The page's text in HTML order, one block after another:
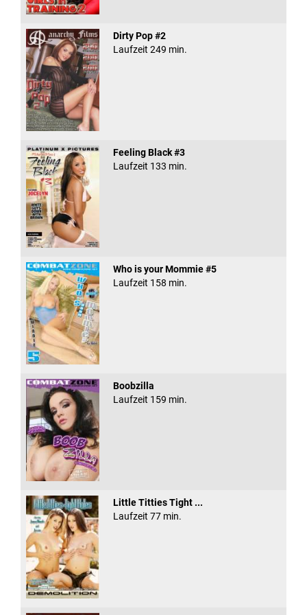
Dirty Pop #2
Laufzeit 249 min.
Feeling Black #3
Laufzeit 133 min.
Who is your Mommie #5
Laufzeit 158 min.
Boobzilla
Laufzeit 159 min.
Little Titties Tight ...
Laufzeit 77 min.